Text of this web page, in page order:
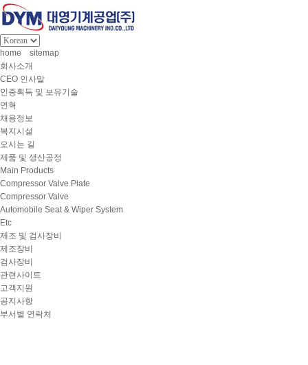
home
sitemap
회사소개
CEO 인사말
인증획득 및 보유기술
연혁
채용정보
복지시설
오시는 길
제품 및 생산공정
Main Products
Compressor Valve Plate
Compressor Valve
Automobile Seat & Wiper System
Etc
제조 및 검사장비
제조장비
검사장비
관련사이트
고객지원
공지사항
부서별 연락처